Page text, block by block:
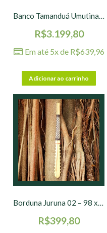
Banco Tamanduá Umutina – 103 x 22 x 28 cm
R$3.199,80
Em até 5x de R$639,96
Adicionar ao carrinho
Borduna Juruna 02 – 98 x 9 x 3 cm
R$399,80